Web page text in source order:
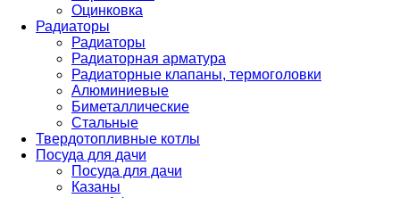
Оцинковка
Радиаторы
Радиаторы
Радиаторная арматура
Радиаторные клапаны, термоголовки
Алюминиевые
Биметаллические
Стальные
Твердотопливные котлы
Посуда для дачи
Посуда для дачи
Казаны